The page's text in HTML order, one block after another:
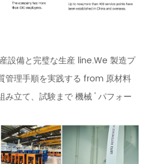
設備と完璧な生産 line.We 製造プ
管理手順を実践する from 原材料
立て、試験まで 機械 ' パフォー